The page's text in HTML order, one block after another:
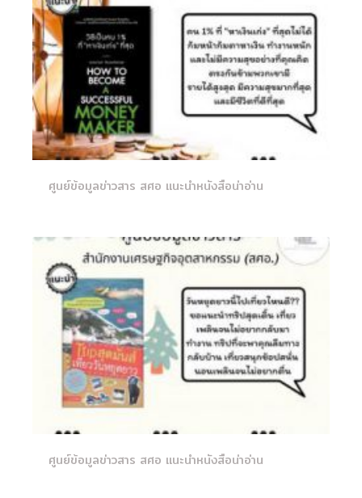
ศูนย์ข้อมูลข่าวสาร สศอ แนะนำหนังสือน่าอ่าน
ศูนย์ข้อมูลข่าวสาร สศอ แนะนำหนังสือน่าอ่าน